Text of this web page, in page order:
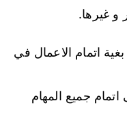
و غيرها.
اتمام الاعمال في
جميع المهام